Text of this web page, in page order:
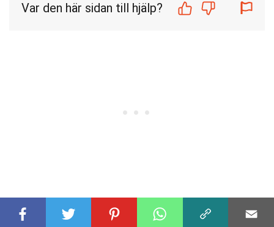
Var den här sidan till hjälp?
Vårt åtagande för